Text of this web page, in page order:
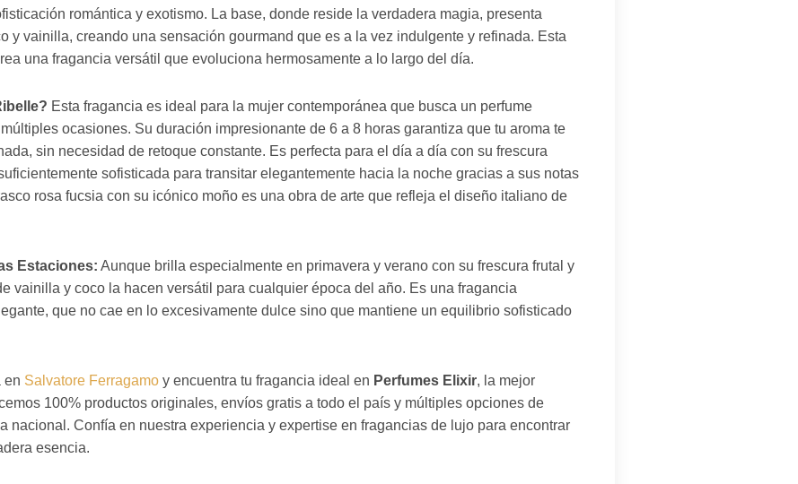
romántica y exotismo. La base, donde reside la verdadera magia, presenta
y vainilla, creando una sensación gourmand que es a la vez indulgente y refinada. Esta
una fragancia versátil que evoluciona hermosamente a lo largo del día.
Esta fragancia es ideal para la mujer contemporánea que busca un perfume
ocasiones. Su duración impresionante de 6 a 8 horas garantiza que tu aroma te
sin necesidad de retoque constante. Es perfecta para el día a día con su frescura
sofisticada para transitar elegantemente hacia la noche gracias a sus notas
rosa fucsia con su icónico moño es una obra de arte que refleja el diseño italiano de
Estaciones: Aunque brilla especialmente en primavera y verano con su frescura frutal y
vainilla y coco la hacen versátil para cualquier época del año. Es una fragancia
que no cae en lo excesivamente dulce sino que mantiene un equilibrio sofisticado
en Salvatore Ferragamo y encuentra tu fragancia ideal en Perfumes Elixir, la mejor
100% productos originales, envíos gratis a todo el país y múltiples opciones de
nacional. Confía en nuestra experiencia y expertise en fragancias de lujo para encontrar
esencia.